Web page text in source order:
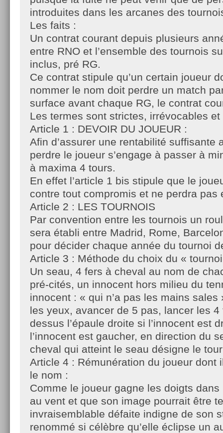
introduites dans les arcanes des
Les faits :
Un contrat courant depuis plusieurs
entre RNO et l’ensemble des tournois
inclus, pré RG.
Ce contrat stipule qu’un certain joueur
nommer le nom doit perdre un match
surface avant chaque RG, le contrat
Les termes sont strictes, irrévocables
Article 1 : DEVOIR DU JOUEUR :
Afin d’assurer une rentabilité suffisante
perdre le joueur s’engage à passer à
à maxima 4 tours.
En effet l’article 1 bis stipule que le
contre tout compromis et ne perdra pas
Article 2 : LES TOURNOIS
Par convention entre les tournois un
sera établi entre Madrid, Rome,
pour décider chaque année du tournoi
Article 3 : Méthode du choix du «
Un seau, 4 fers à cheval au nom de
pré-cités, un innocent hors milieu du
innocent : « qui n’a pas les mains sales
les yeux, avancer de 5 pas, lancer les
dessus l’épaule droite si l’innocent est
l’innocent est gaucher, en direction du
cheval qui atteint le seau désigne le
Article 4 : Rémunération du joueur dont
le nom :
Comme le joueur gagne les doigts
au vent et que son image pourrait être
invraisemblable défaite indigne de son
renommé si célèbre qu’elle éclipse un